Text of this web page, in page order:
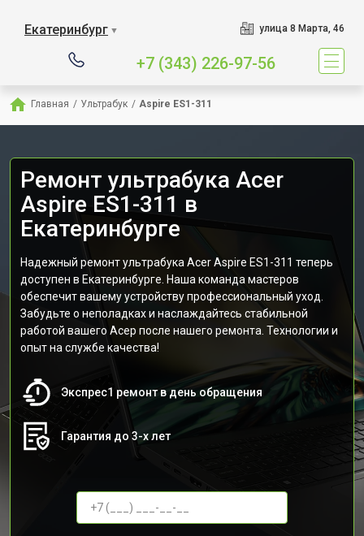
Екатеринбург ▼ улица 8 Марта, 46
+7 (343) 226-97-56
Главная / Ультрабук / Aspire ES1-311
Ремонт ультрабука Acer
Aspire ES1-311 в
Екатеринбурге
Надежный ремонт ультрабука Acer Aspire ES1-311 теперь
доступен в Екатеринбурге. Наша команда мастеров
обеспечит вашему устройству профессиональный уход.
Забудьте о неполадках и наслаждайтесь стабильной
работой вашего Асер после нашего ремонта. Технологии и
опыт на службе качества!
Экспрес1 ремонт в день обращения
Гарантия до 3-х лет